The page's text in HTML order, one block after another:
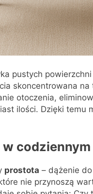
pustych
skoncentrowana
otoczenia,
ilości. Dzięki temu
prostota – dążenie
nie przynoszą